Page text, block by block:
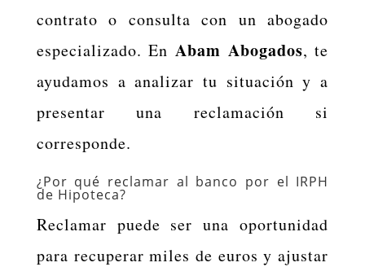
contrato o consulta con un abogado
especializado. En Abam Abogados, te
ayudamos a analizar tu situación y a
presentar una reclamación si
corresponde.
¿Por qué reclamar al banco por el IRPH
de Hipoteca?
Reclamar puede ser una oportunidad
para recuperar miles de euros y ajustar